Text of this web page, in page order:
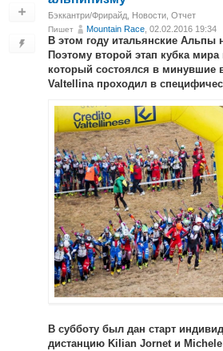
Бэккантри/Фрирайд Новости Отчет
Пишет Mountain Race , 02.02.2016 19:34
В этом году итальянские Альпы
Поэтому второй этап кубка
который состоялся в минувшие
Valtellina проходил в
В субботу был дан старт
дистанцию Kilian Jornet и